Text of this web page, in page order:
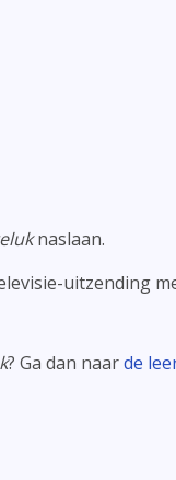
naslaan.
uitzending
? Ga dan naarde